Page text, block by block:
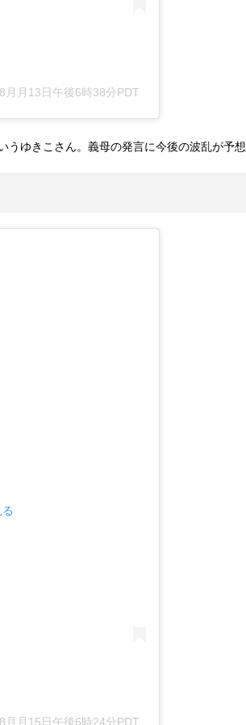
月月13日午後6時38分PDT
ゆきこさん。義母の発言に今後の波乱が予
月月15日午後6時24分PDT